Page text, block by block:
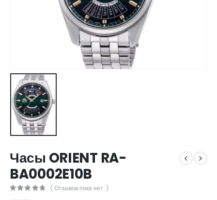
Часы ORIENT RA-
BA0002E10B
( Отзывов пока нет. )